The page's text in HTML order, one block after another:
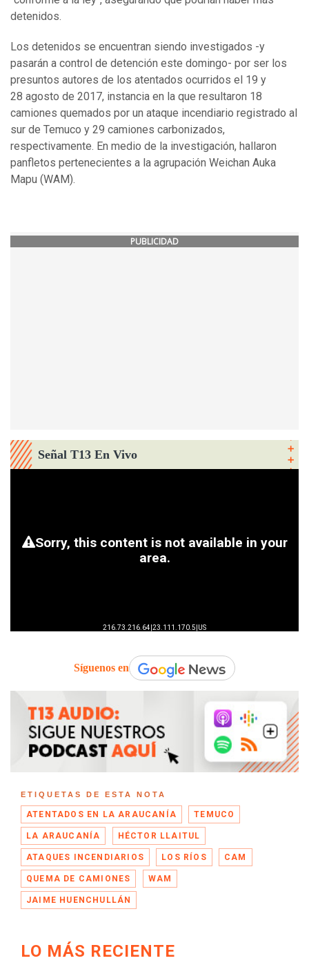
detenidos.
Los detenidos se encuentran siendo investigados -y
pasarán a control de detención este domingo- por ser los
presuntos autores de los atentados ocurridos el 19 y
28 agosto de 2017, instancia en la que resultaron 18
camiones quemados por un ataque incendiario registrado al
sur de Temuco y 29 camiones carbonizados,
respectivamente. En medio de la investigación, hallaron
panfletos pertenecientes a la agrupación Weichan Auka
Mapu (WAM).
PUBLICIDAD
Señal T13 En Vivo
Síguenos en
ETIQUETAS DE ESTA NOTA
ATENTADOS EN LA ARAUCANÍA TEMUCO
LA ARAUCANÍA HÉCTOR LLAITUL
ATAQUES INCENDIARIOS LOS RÍOS CAM
QUEMA DE CAMIONES WAM
JAIME HUENCHULLÁN
LO MÁS RECIENTE